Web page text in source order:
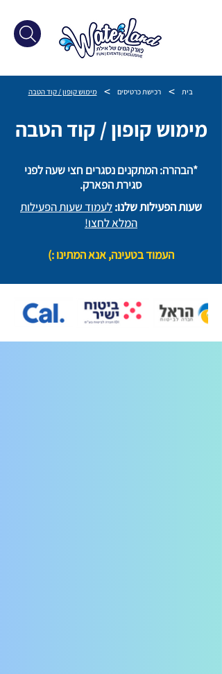
בית > רכישת כרטיסים > מימוש קופון / קוד הטבה
מימוש קופון / קוד הטבה
*הבהרה: המתקנים נסגרים חצי שעה לפני
סגירת הפארק​.
שעות הפעילות שלנו:לעמוד שעות הפעילות
המלא לחצו!
העמוד בטעינה, אנא המתינו :)